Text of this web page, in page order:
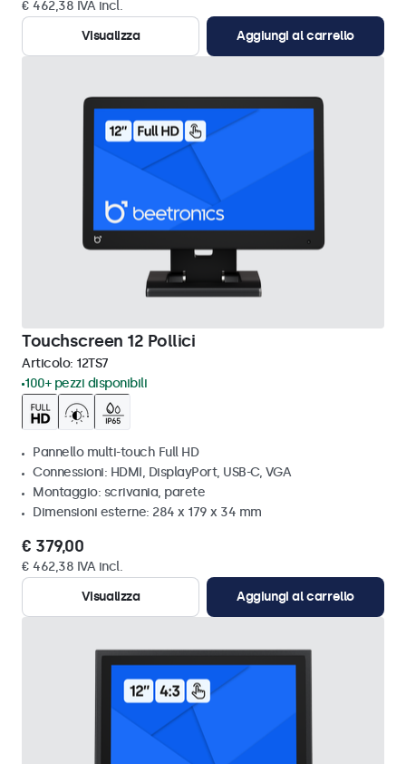
€ 462,38 IVA incl.
Visualizza
Aggiungi al carrello
Touchscreen 12 Pollici
Articolo: 12TS7
100+ pezzi disponibili
Pannello multi-touch Full HD
Connessioni: HDMI, DisplayPort, USB-C, VGA
Montaggio: scrivania, parete
Dimensioni esterne: 284 x 179 x 34 mm
€ 379,00
€ 462,38 IVA incl.
Visualizza
Aggiungi al carrello